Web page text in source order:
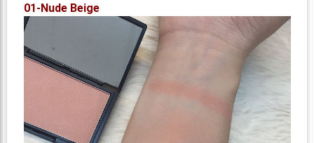
01-Nude Beige